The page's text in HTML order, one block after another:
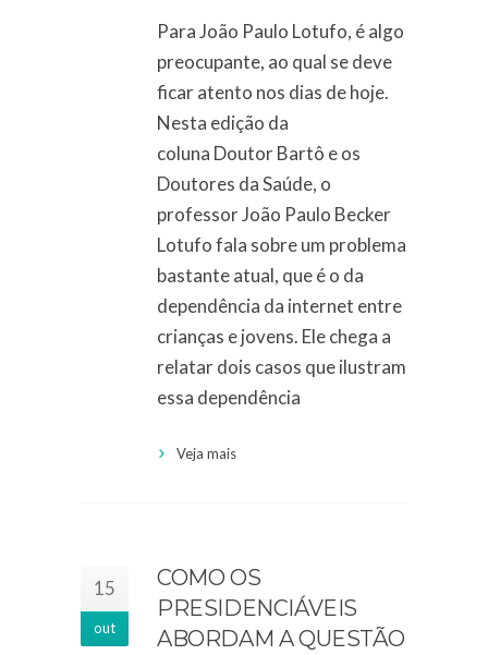
Para João Paulo Lotufo, é algo
preocupante, ao qual se deve
ficar atento nos dias de hoje.
Nesta edição da
coluna Doutor Bartô e os
Doutores da Saúde, o
professor João Paulo Becker
Lotufo fala sobre um problema
bastante atual, que é o da
dependência da internet entre
crianças e jovens. Ele chega a
relatar dois casos que ilustram
essa dependência
Veja mais
15
out
COMO OS
PRESIDENCIÁVEIS
ABORDAM A QUESTÃO